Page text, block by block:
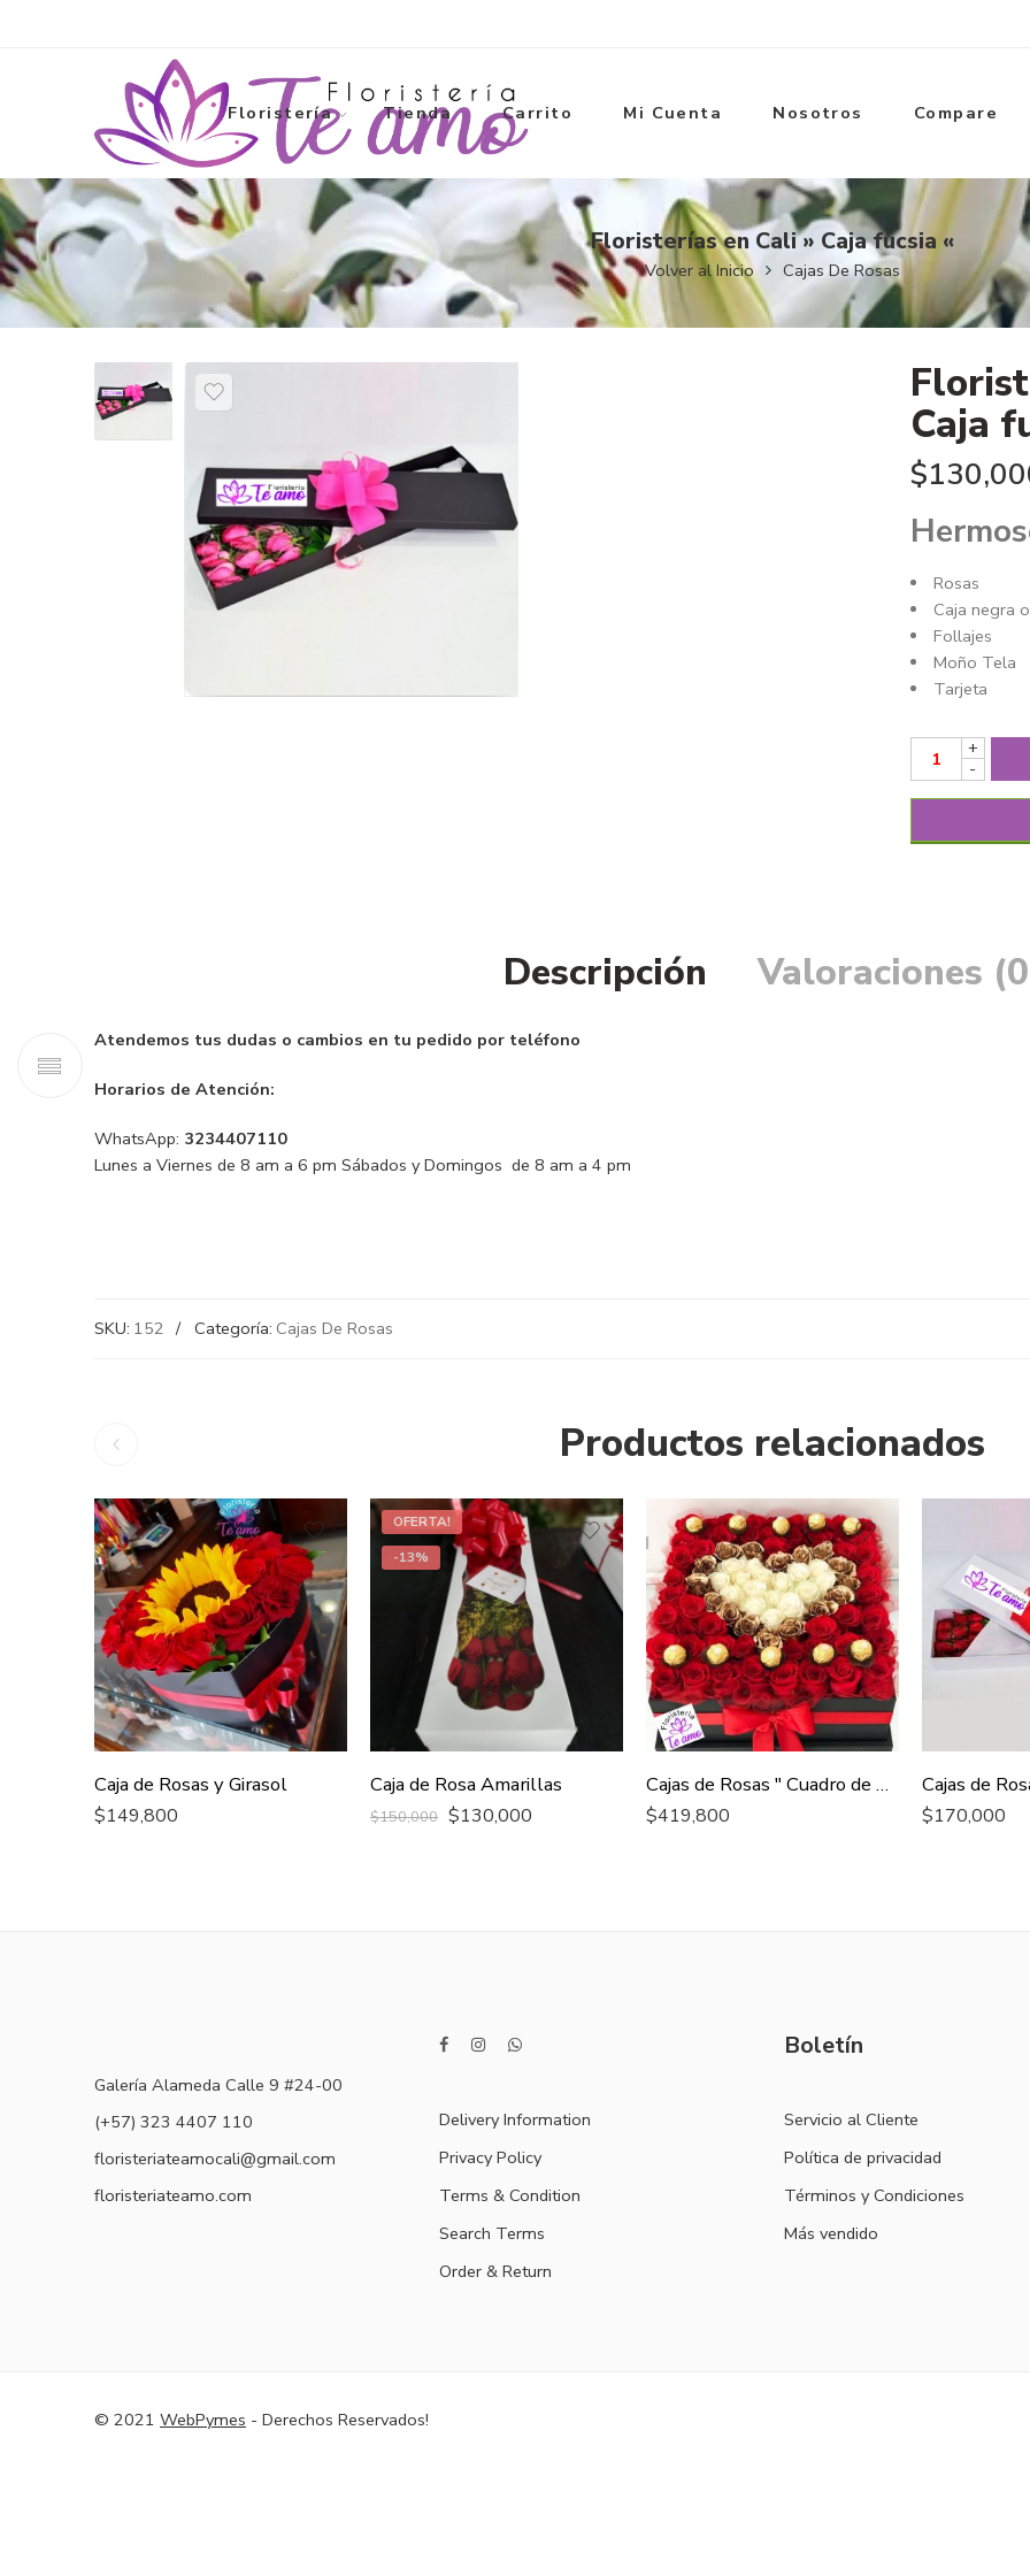
Floristería Tienda Carrito Mi Cuenta Nosotros Compare
Floristerías en Cali » Caja fucsia «
Volver al Inicio Cajas De Rosas
Caja
$
Rosas
Caja negra
Follajes
Moño Tela
Tarjeta
+
-
Descripción Valoraciones
Atendemos tus dudas o cambios en tu pedido por teléfono
Horarios de Atención:
WhatsApp: 3234407110
Lunes a Viernes de 8 am a 6 pm Sábados y Domingos de 8 am a 4 pm
SKU: 152 Categoría: Cajas De Rosas
Productos relacionados
Caja de Rosas y Girasol
$149,800
OFERTA!
-13%
Caja de Rosa Amarillas
$150,000 $130,000
Cajas de Rosas " Cuadro de Amor "
$419,800
Cajas de
$170,000
Galería Alameda Calle 9 #24-00
(+57) 323 4407 110
floristeriateamocali@gmail.com
floristeriateamo.com
Delivery Information
Privacy Policy
Terms & Condition
Search Terms
Order & Return
Boletín
Servicio al Cliente
Política de privacidad
Términos y Condiciones
Más vendido
© 2021 WebPymes - Derechos Reservados!